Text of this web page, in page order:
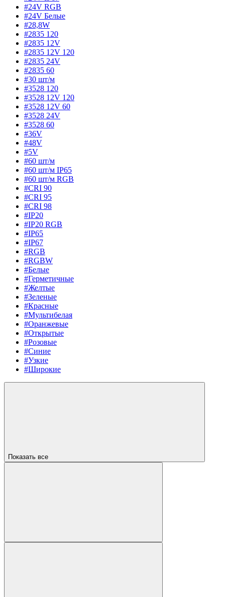
#24V RGB
#24V Белые
#28,8W
#2835 120
#2835 12V
#2835 12V 120
#2835 24V
#2835 60
#30 шт/м
#3528 120
#3528 12V 120
#3528 12V 60
#3528 24V
#3528 60
#36V
#48V
#5V
#60 шт/м
#60 шт/м IP65
#60 шт/м RGB
#CRI 90
#CRI 95
#CRI 98
#IP20
#IP20 RGB
#IP65
#IP67
#RGB
#RGBW
#Белые
#Герметичные
#Желтые
#Зеленые
#Красные
#Мультибелая
#Оранжевые
#Открытые
#Розовые
#Синие
#Узкие
#Широкие
Показать все